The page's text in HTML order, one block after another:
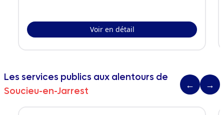
Voir en détail
Les services publics aux alentours de
Soucieu-en-Jarrest
← →